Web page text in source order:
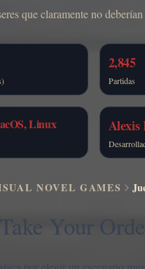
que claramente no
2,845
Partidas
Linux Alexis
NOVEL GAMES
Your